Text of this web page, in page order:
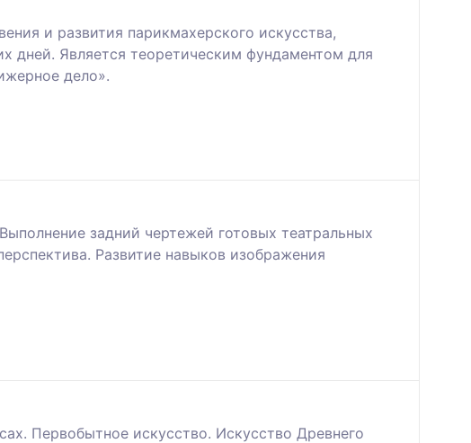
и развития парикмахерского искусства,
дней. Является теоретическим фундаментом для
дело».
задний чертежей готовых театральных
Развитие навыков изображения
Первобытное искусство. Искусство Древнего